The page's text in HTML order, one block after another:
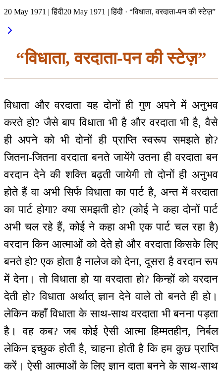
20 May 1971 | हिंदी20 May 1971 | हिंदी · “विधाता, वरदाता-पन की स्टेज़”
“विधाता, वरदाता-पन की स्टेज़”
विधाता और वरदाता यह दोनों ही गुण अपने में अनुभव
करते हो? जैसे बाप विधाता भी है और वरदाता भी है, वैसे
ही अपने को भी दोनों ही प्राप्ति स्वरूप समझते हो?
जितना-जितना वरदाता बनते जायेंगे उतना ही वरदाता बन
वरदान देने की शक्ति बढ़ती जायेगी तो दोनों ही अनुभव
होते हैं वा अभी सिर्फ विधाता का पार्ट है, अन्त में वरदाता
का पार्ट होगा? क्या समझती हो? (कोई ने कहा दोनों पार्ट
अभी चल रहे हैं, कोई ने कहा अभी एक पार्ट चल रहा है)
वरदान किन आत्माओं को देते हो और वरदाता किसके लिए
बनते हो? एक होता है नालेज को देना, दूसरा है वरदान रूप
में देना। तो विधाता हो या वरदाता हो? किन्हों को वरदान
देती हो? विधाता अर्थात् ज्ञान देने वाले तो बनते ही हो।
लेकिन कहाँ विधाता के साथ-साथ वरदाता भी बनना पड़ता
है। वह कब? जब कोई ऐसी आत्मा हिम्मतहीन, निर्बल
लेकिन इच्छुक होती है, चाहना होती है कि हम कुछ प्राप्ति
करें। ऐसी आत्माओं के लिए ज्ञान दाता बनने के साथ-साथ